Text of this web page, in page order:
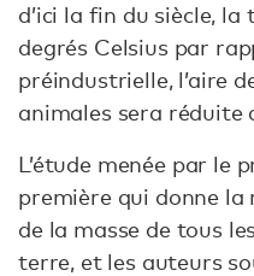
d’ici la fin du siècle, la
degrés Celsius par
préindustrielle, l’aire
animales sera réduite
L’étude menée par le
première qui donne
de la masse de tous
terre, et les auteurs